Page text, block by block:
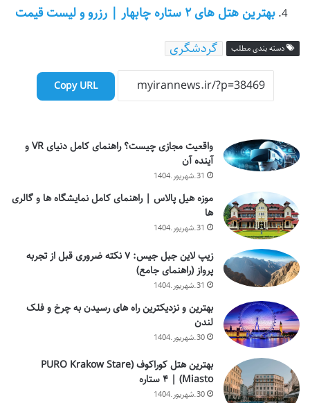
بهترین هتل های ۲ ستاره چابهار | رزرو و لیست قیمت
دسته بندی مطلب گردشگری
Copy URL
واقعیت مجازی چیست؟ راهنمای کامل دنیای VR و
آینده آن
31.شهریور.1404
موزه هیل پالاس | راهنمای کامل نمایشگاه ها و گالری
ها
31.شهریور.1404
زیپ لاین جبل جیس: ۷ نکته ضروری قبل از تجربه
پرواز (راهنمای جامع)
31.شهریور.1404
بهترین و نزدیکترین راه های رسیدن به چرخ و فلک
لندن
30.شهریور.1404
بهترین هتل کوراکوف (PURO Krakow Stare
Miasto) | ۴ ستاره
30.شهریور.1404